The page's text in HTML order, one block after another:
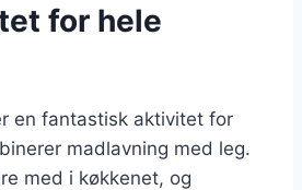
for hele
en fantastisk aktivitet for
madlavning med leg.
med i køkkenet, og